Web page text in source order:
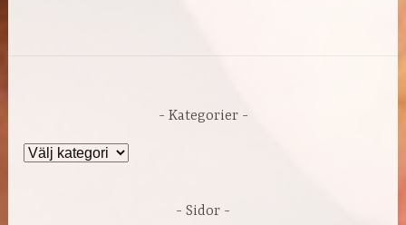
Kategorier
Kategorier
Sidor